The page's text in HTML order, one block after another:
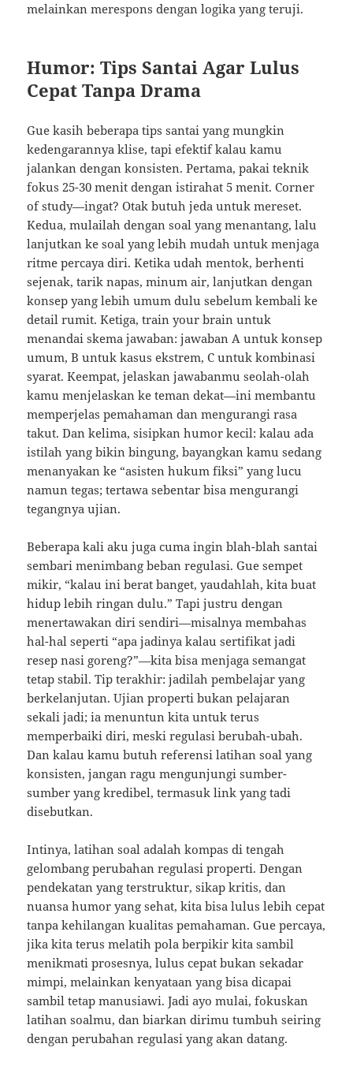
melainkan merespons dengan logika yang teruji.
Humor: Tips Santai Agar Lulus
Cepat Tanpa Drama
Gue kasih beberapa tips santai yang mungkin
kedengarannya klise, tapi efektif kalau kamu
jalankan dengan konsisten. Pertama, pakai teknik
fokus 25-30 menit dengan istirahat 5 menit. Corner
of study—ingat? Otak butuh jeda untuk mereset.
Kedua, mulailah dengan soal yang menantang, lalu
lanjutkan ke soal yang lebih mudah untuk menjaga
ritme percaya diri. Ketika udah mentok, berhenti
sejenak, tarik napas, minum air, lanjutkan dengan
konsep yang lebih umum dulu sebelum kembali ke
detail rumit. Ketiga, train your brain untuk
menandai skema jawaban: jawaban A untuk konsep
umum, B untuk kasus ekstrem, C untuk kombinasi
syarat. Keempat, jelaskan jawabanmu seolah-olah
kamu menjelaskan ke teman dekat—ini membantu
memperjelas pemahaman dan mengurangi rasa
takut. Dan kelima, sisipkan humor kecil: kalau ada
istilah yang bikin bingung, bayangkan kamu sedang
menanyakan ke “asisten hukum fiksi” yang lucu
namun tegas; tertawa sebentar bisa mengurangi
tegangnya ujian.
Beberapa kali aku juga cuma ingin blah-blah santai
sembari menimbang beban regulasi. Gue sempet
mikir, “kalau ini berat banget, yaudahlah, kita buat
hidup lebih ringan dulu.” Tapi justru dengan
menertawakan diri sendiri—misalnya membahas
hal-hal seperti “apa jadinya kalau sertifikat jadi
resep nasi goreng?”—kita bisa menjaga semangat
tetap stabil. Tip terakhir: jadilah pembelajar yang
berkelanjutan. Ujian properti bukan pelajaran
sekali jadi; ia menuntun kita untuk terus
memperbaiki diri, meski regulasi berubah-ubah.
Dan kalau kamu butuh referensi latihan soal yang
konsisten, jangan ragu mengunjungi sumber-
sumber yang kredibel, termasuk link yang tadi
disebutkan.
Intinya, latihan soal adalah kompas di tengah
gelombang perubahan regulasi properti. Dengan
pendekatan yang terstruktur, sikap kritis, dan
nuansa humor yang sehat, kita bisa lulus lebih cepat
tanpa kehilangan kualitas pemahaman. Gue percaya,
jika kita terus melatih pola berpikir kita sambil
menikmati prosesnya, lulus cepat bukan sekadar
mimpi, melainkan kenyataan yang bisa dicapai
sambil tetap manusiawi. Jadi ayo mulai, fokuskan
latihan soalmu, dan biarkan dirimu tumbuh seiring
dengan perubahan regulasi yang akan datang.